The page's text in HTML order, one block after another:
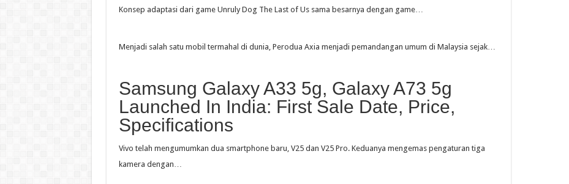
Konsep adaptasi dari game Unruly Dog The Last of Us sama besarnya dengan game…
Menjadi salah satu mobil termahal di dunia, Perodua Axia menjadi pemandangan umum di Malaysia sejak…
Samsung Galaxy A33 5g, Galaxy A73 5g
Launched In India: First Sale Date, Price,
Specifications
Vivo telah mengumumkan dua smartphone baru, V25 dan V25 Pro. Keduanya mengemas pengaturan tiga
kamera dengan…